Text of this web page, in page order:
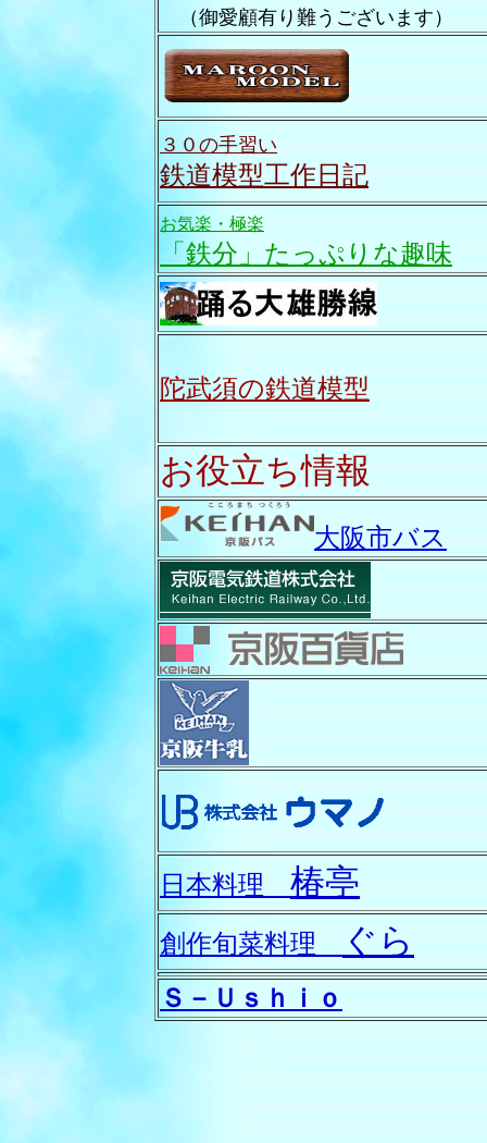
（御愛顧有り難うございます）
３０の手習い
鉄道模型工作日記
お気楽・極楽
「鉄分」たっぷりな趣味
陀武須の鉄道模型
お役立ち情報
大阪市バス
日本料理 椿亭
創作旬菜料理 ぐら
Ｓ－Ｕｓｈｉｏ